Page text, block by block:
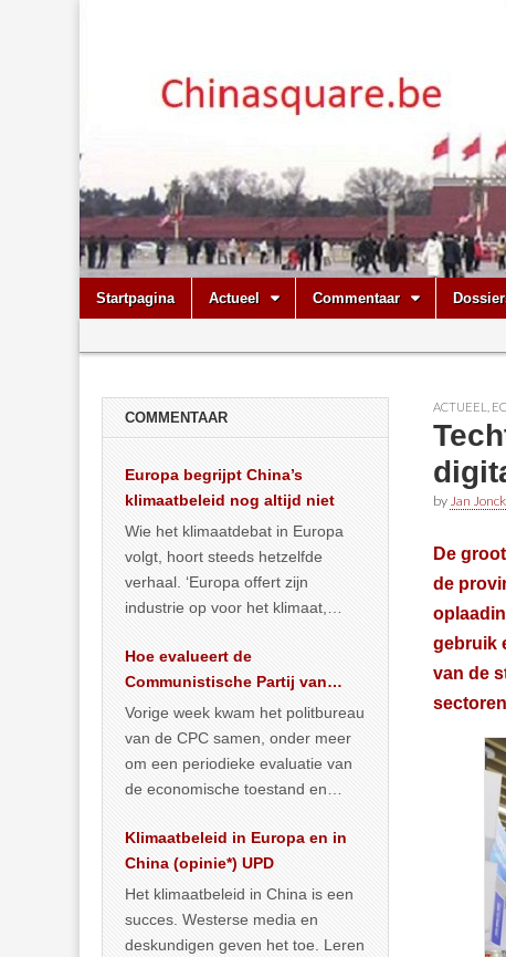
Chinasquare.be
Main
menu
Skip
Startpagina Actueel Commentaar
menu
ACTUEEL
by Jan
De
de
gebruik
van de
COMMENTAAR
Europa begrijpt China’s
klimaatbeleid nog altijd niet
Wie het klimaatdebat in Europa
volgt, hoort steeds hetzelfde
verhaal. ‘Europa offert zijn
industrie op voor het klimaat,
vergroening… >> lees meer
Hoe evalueert de
Communistische Partij van
China de economische
toestand?
Vorige week kwam het politbureau
van de CPC samen, onder meer
om een periodieke evaluatie van
de economische toestand en
publiceerden… >> lees meer
Klimaatbeleid in Europa en in
China (opinie*) UPD
Het klimaatbeleid in China is een
succes. Westerse media en
deskundigen geven het toe. Leren